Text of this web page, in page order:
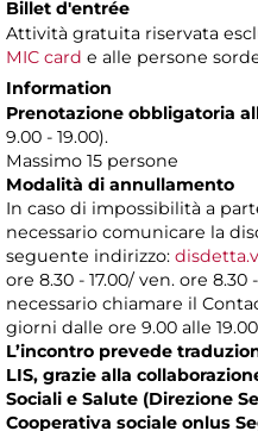
Billet d'entrée
Attività gratuita riservata
MIC card e alle persone
Information
Prenotazione obbligatoria
9.00 - 19.00).
Massimo 15 persone
Modalità di annullamento
In caso di impossibilità a
necessario comunicare la
seguente indirizzo:
ore 8.30 - 17.00/ ven. ore 8.30
necessario chiamare il
giorni dalle ore 9.00 alle
L’incontro prevede
LIS, grazie alla
Sociali e Salute (Direzione
Cooperativa sociale onlus